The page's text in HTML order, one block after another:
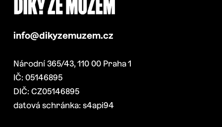
info@dikyzemuzem.cz
Národní 365/43, 110 00 Praha 1
IČ: 05146895
DIČ: CZ05146895
datová schránka: s4api94